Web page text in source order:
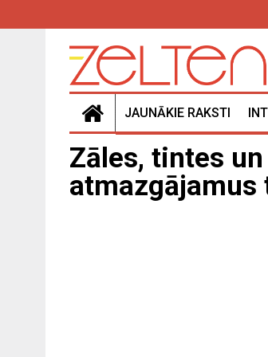
JAUNĀKIE RAKSTI
Zāles, tintes
atmazgājamus